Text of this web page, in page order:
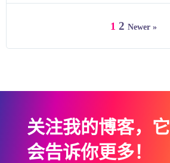
1 2 Newer »
关注我的博客，它
会告诉你更多！